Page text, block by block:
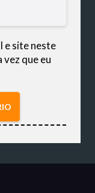
e site neste
que eu